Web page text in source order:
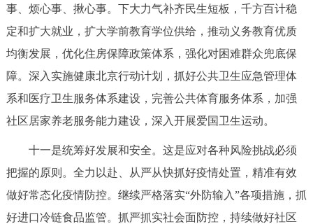
事、烦心事、揪心事。下大力气补齐民生短板，千方百计稳
定和扩大就业，扩大学前教育学位供给，推动义务教育优质
均衡发展，优化住房保障政策体系，强化对困难群众兜底保
障。深入实施健康北京行动计划，抓好公共卫生应急管理体
系和医疗卫生服务体系建设，完善公共体育服务体系，加强
社区居家养老服务能力建设，深入开展爱国卫生运动。
十一是统筹好发展和安全。这是应对各种风险挑战必须
把握的原则。全力以赴、从严从快抓好疫情处置，精准有效
做好常态化疫情防控。继续严格落实“外防输入”各项措施，抓
好进口冷链食品监管。抓严抓实社会面防控，持续做好社区